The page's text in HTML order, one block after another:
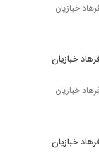
خبازیان
خبازیان
خبازیان
خبازیان